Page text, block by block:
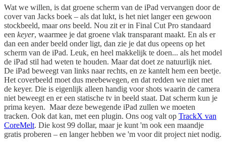
Wat we willen, is dat groene scherm van de iPad vervangen door de
cover van Jacks boek – als dat lukt, is het niet langer een gewoon
stockbeeld, maarons beeld. Nou zit er in Final Cut Pro standaard
een keyer, waarmee je dat groene vlak transparant maakt. En als er
dan een ander beeld onder ligt, dan zie je dat dus opeens op het
scherm van de iPad. Leuk, en heel makkelijk te doen... als het model
de iPad stil had weten te houden. Maar dat doet ze natuurlijk niet.
De iPad beweegt van links naar rechts, en ze kantelt hem een beetje.
Het coverbeeld moet dus meebewegen, en dat redden we niet met
de keyer. Die is eigenlijk alleen handig voor shots waarin de camera
niet beweegt en er een statische tv in beeld staat. Dat scherm kun je
prima keyen. Maar deze bewegende iPad zullen we moeten
tracken. Ook dat kan, met een plugin. Ons oog valt op TrackX van
CoreMelt. Die kost 99 dollar, maar je kunt 'm ook een maandje
gratis proberen – en langer hebben we 'm voor dit project niet nodig.